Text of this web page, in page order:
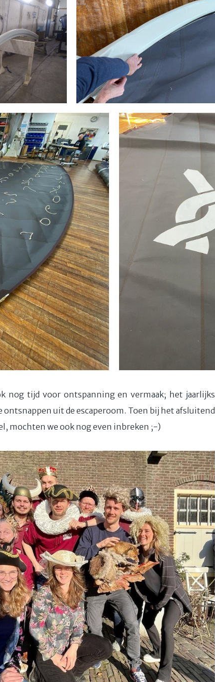
nog tijd voor ontspanning en vermaak; het jaarlijks
uit de escaperoom. Toen bij het afsluitend
mochten we ook nog even inbreken ;-)